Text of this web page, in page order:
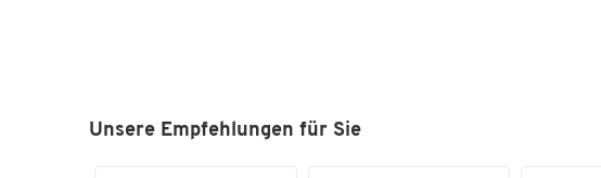
Unsere Empfehlungen für Sie